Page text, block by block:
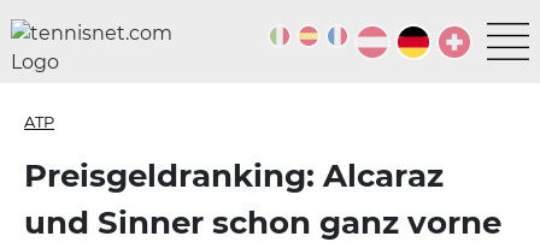
ATP
Preisgeldranking: Alcaraz
und Sinner schon ganz vorne